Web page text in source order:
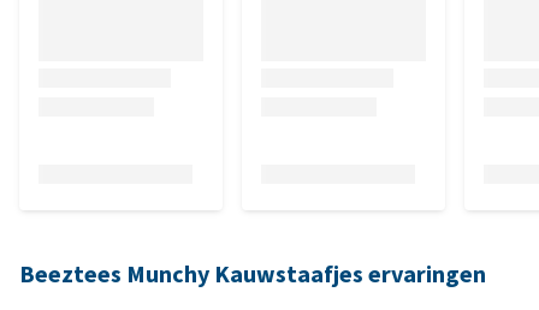
Beeztees Munchy Kauwstaafjes ervaringen